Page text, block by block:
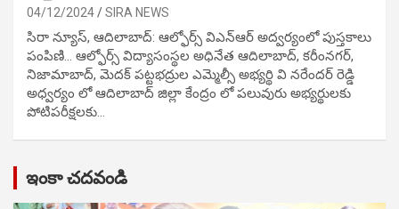
04/12/2024 SIRA NEWS
సిరా న్యూస్, ఆదిలాబాద్: ఆల్ఫోర్స్ విఎన్ఆర్ అద్వర్యంలో పుస్తకాలు
పంపిణి… ఆల్ఫోర్స్ విద్యాసంస్థల అధినేత ఆదిలాబాద్, కరీంనగర్,
నిజామాబాద్, మెదక్ పట్టభద్రుల ఎమ్మెల్సీ అభ్యర్థి వి నరేందర్ రెడ్డి
అధ్వర్యం లో ఆదిలాబాద్ జిల్లా కేంద్రం లో పలువురు అభ్యర్థులకు
పోటిప‌రీక్ష‌ల‌కు…
ఇంకా చదవండి